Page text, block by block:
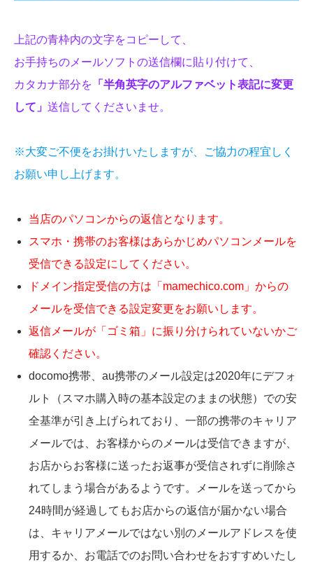
上記の青枠内の文字をコピーして、
お手持ちのメールソフトの送信欄に貼り付けて、
カタカナ部分を 「半角英字のアルファベット表記に変更
して」 送信してくださいませ。
※大変ご不便をお掛けいたしますが、ご協力の程宜しく
お願い申し上げます。
当店のパソコンからの返信となります。
スマホ・携帯のお客様はあらかじめパソコンメールを
受信できる設定にしてください。
ドメイン指定受信の方は「mamechico.com」からの
メールを受信できる設定変更をお願いします。
返信メールが「ゴミ箱」に振り分けられていないかご
確認ください。
docomo携帯、au携帯のメール設定は2020年にデフォ
ルト（スマホ購入時の基本設定のままの状態）での安
全基準が引き上げられており、一部の携帯のキャリア
メールでは、お客様からのメールは受信できますが、
お店からお客様に送ったお返事が受信されずに削除さ
れてしまう場合があるようです。メールを送ってから
24時間が経過してもお店からの返信が届かない場合
は、キャリアメールではない別のメールアドレスを使
用するか、お電話でのお問い合わせをおすすめいたし